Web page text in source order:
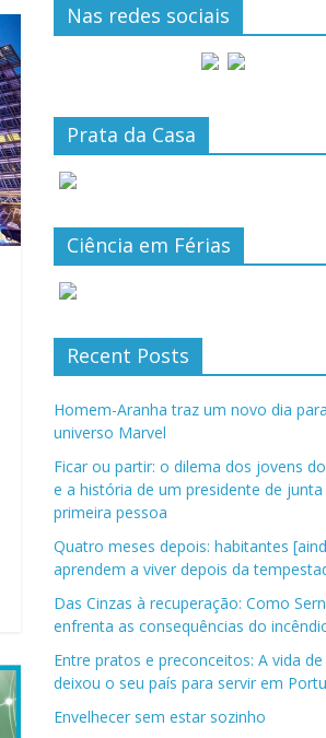
Nas redes sociais
Prata da Casa
Ciência em Férias
Recent Posts
Homem-Aranha traz um novo dia
universo Marvel
Ficar ou partir: o dilema dos jovens
e a história de um presidente de junta
primeira pessoa
Quatro meses depois: habitantes
aprendem a viver depois da
Das Cinzas à recuperação: Como
enfrenta as consequências do
Entre pratos e preconceitos: A vida
deixou o seu país para servir em
Envelhecer sem estar sozinho